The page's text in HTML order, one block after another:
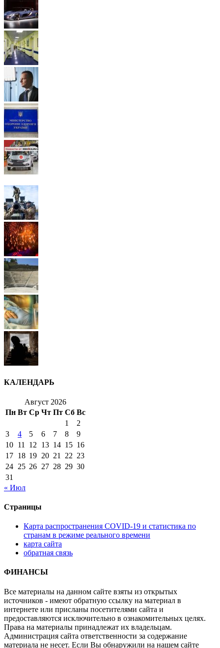
КАЛЕНДАРЬ
Август 2026
Пн Вт Ср Чт Пт Сб Вс
1
2
3
4 5 6 7 8
9
10 11 12 13 14 15 16
17 18 19 20 21 22 23
24 25 26 27 28 29 30
31
« Июл
Страницы
Карта распространения COVID-19 и статистика по
странам в режиме реального времени
карта сайта
обратная связь
ФИНАНСЫ
Все материалы на данном сайте взяты из открытых
источников - имеют обратную ссылку на материал в
интернете или присланы посетителями сайта и
предоставляются исключительно в ознакомительных целях.
Права на материалы принадлежат их владельцам.
Администрация сайта ответственности за содержание
материала не несет. Если Вы обнаружили на нашем сайте